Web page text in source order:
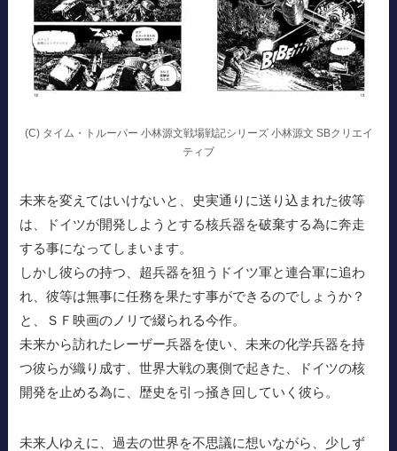
(C) タイム・トルーパー 小林源文戦場戦記シリーズ 小林源文 SBクリエイ
ティブ
未来を変えてはいけないと、史実通りに送り込まれた彼等
は、ドイツが開発しようとする核兵器を破棄する為に奔走
する事になってしまいます。
しかし彼らの持つ、超兵器を狙うドイツ軍と連合軍に追わ
れ、彼等は無事に任務を果たす事ができるのでしょうか？
と、ＳＦ映画のノリで綴られる今作。
未来から訪れたレーザー兵器を使い、未来の化学兵器を持
つ彼らが織り成す、世界大戦の裏側で起きた、ドイツの核
開発を止める為に、歴史を引っ掻き回していく彼ら。
未来人ゆえに、過去の世界を不思議に想いながら、少しず